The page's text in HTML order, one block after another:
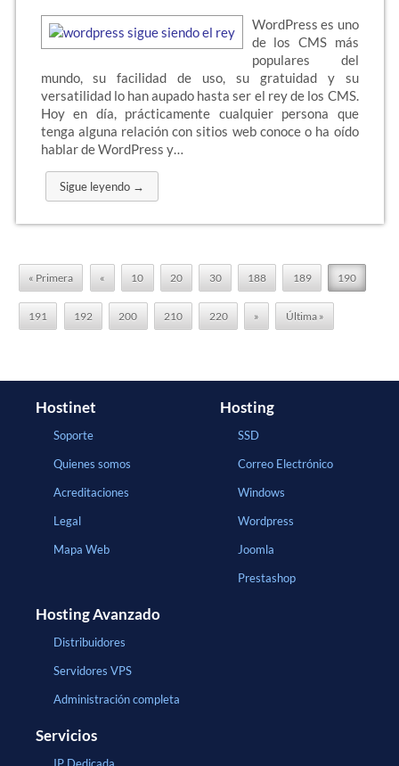
WordPress es uno
de los CMS más
populares del
mundo, su facilidad de uso, su gratuidad y su
versatilidad lo han aupado hasta ser el rey de los CMS.
Hoy en día, prácticamente cualquier persona que
tenga alguna relación con sitios web conoce o ha oído
hablar de WordPress y…
Sigue leyendo →
« Primera « 10 20 30 188 189 190
191 192 200 210 220 » Última »
Hostinet
Soporte
Quienes somos
Acreditaciones
Legal
Mapa Web
Hosting
SSD
Correo Electrónico
Windows
Wordpress
Joomla
Prestashop
Hosting Avanzado
Distribuidores
Servidores VPS
Administración completa
Servicios
IP Dedicada